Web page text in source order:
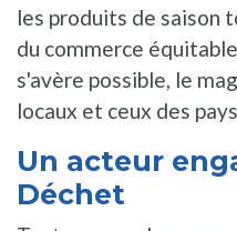
les produits de saison
du commerce
s'avère possible, le
locaux et ceux des
Un acteur
Déchet